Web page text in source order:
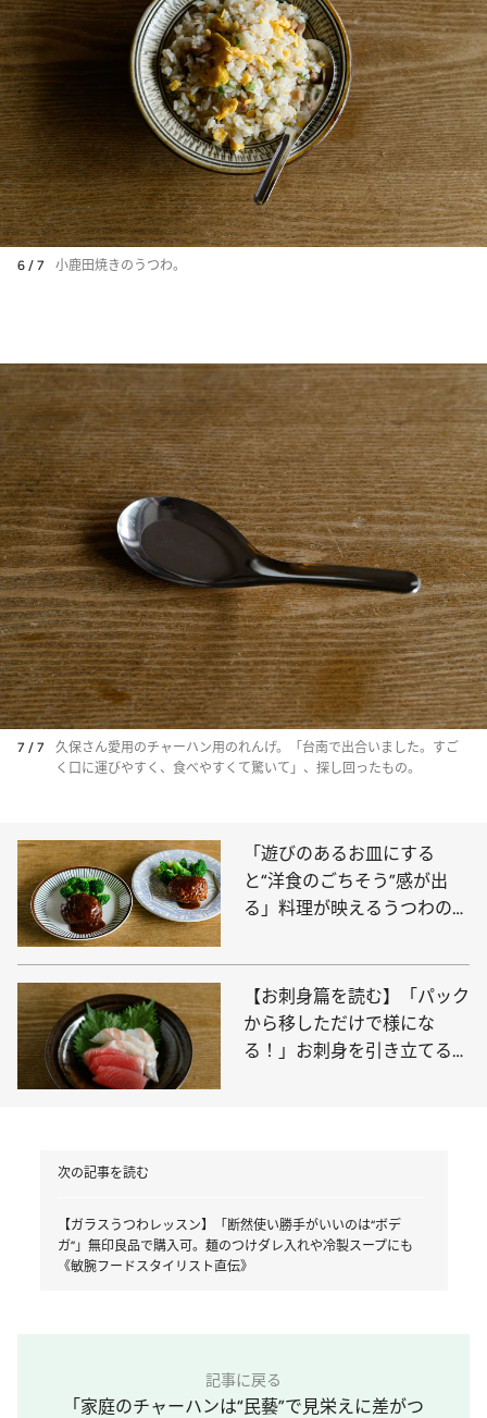
6 / 7 小鹿田焼きのうつわ。
7 / 7
久保さん愛用のチャーハン用のれんげ。「台南で出合いました。すご
く口に運びやすく、食べやすくて驚いて」、探し回ったもの。
「遊びのあるお皿にする
と“洋食のごちそう”感が出
る」料理が映えるうつわの使
タイリストが伝授》
【お刺身篇を読む】「パック
から移しただけで様にな
る！」お刺身を引き立てるの
次の記事を読む
【ガラスうつわレッスン】「断然使い勝手がいいのは“ボデ
ガ”」無印良品で購入可。麺のつけダレ入れや冷製スープにも
《敏腕フードスタイリスト直伝》
記事に戻る
「家庭のチャーハンは“民藝”で見栄えに差がつ